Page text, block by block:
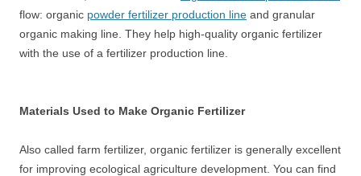
flow: organic powder fertilizer production line and granular
organic making line. They help high-quality organic fertilizer
with the use of a fertilizer production line.
Materials Used to Make Organic Fertilizer
Also called farm fertilizer, organic fertilizer is generally excellent
for improving ecological agriculture development. You can find